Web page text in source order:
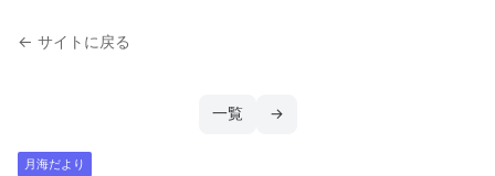
← サイトに戻る
一覧 →
月海だより